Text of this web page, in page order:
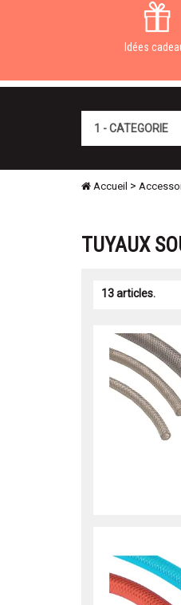
Idées
Accueil >
TUYAUX
13 articles.